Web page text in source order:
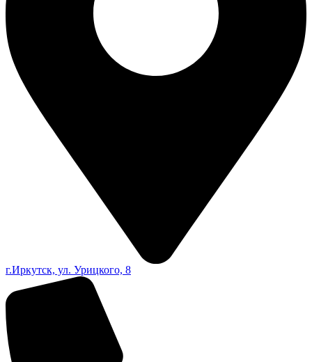
г.Иркутск, ул. Урицкого, 8